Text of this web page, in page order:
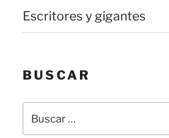
Escritores y gigantes
BUSCAR
Buscar